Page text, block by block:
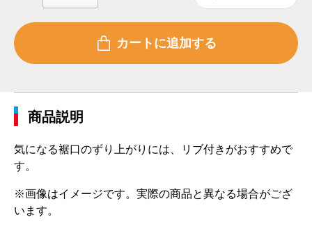
商品説明
気になる裾口のずり上がりには、リブ付きがおすすめで
す。
※画像はイメージです。実際の商品と異なる場合がござ
います。